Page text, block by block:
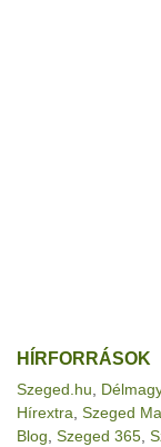
HÍRFORRÁSOK
Szeged.hu
Hírextra Szeged Ma
Blog Szeged 365